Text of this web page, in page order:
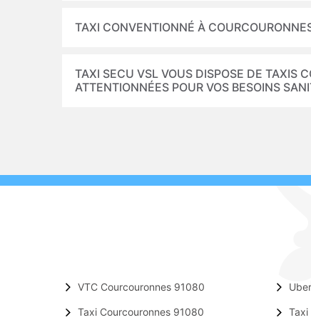
TAXI CONVENTIONNÉ À
TAXI SECU VSL VOUS DISPOSE DE TAXIS
ATTENTIONNÉES POUR VOS BESOINS
VTC Courcouronnes 91080
Taxi Courcouronnes 91080 Taxi